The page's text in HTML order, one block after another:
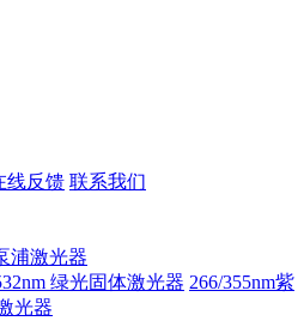
线反馈 联系我们
浦激光器
绿光固体激光器 266/355nm紫
光器